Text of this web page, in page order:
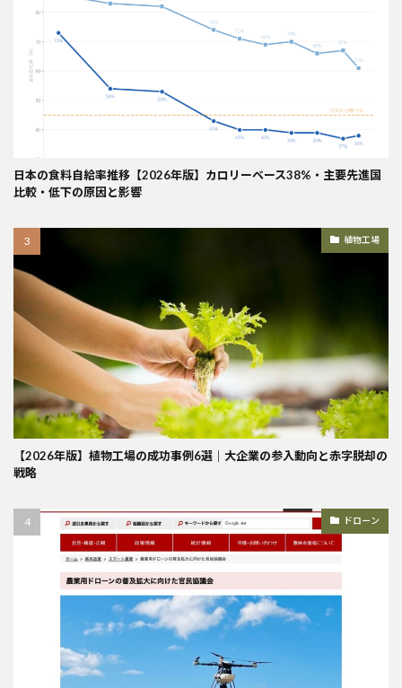
日本の食料自給率推移【2026年版】カロリーベース38%・主要先進国
比較・低下の原因と影響
植物工場
【2026年版】植物工場の成功事例6選｜大企業の参入動向と赤字脱却の
戦略
ドローン